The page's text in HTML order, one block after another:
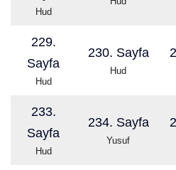
Hud
229.
Sayfa
Hud
230. Sayfa
Hud
233.
Sayfa
Hud
234. Sayfa
Yusuf